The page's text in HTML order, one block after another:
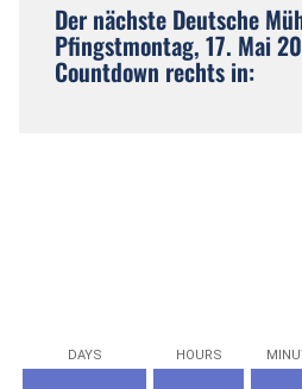
Der nächste Deutsche
Pfingstmontag, 17. Mai
Countdown rechts in:
DAYS HOURS